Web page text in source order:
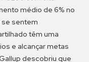
médio de 6% no
se sentem
têm uma
e alcançar metas
descobriu que